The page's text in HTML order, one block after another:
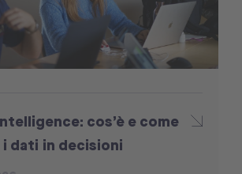
cos’è e come
dati in decisioni